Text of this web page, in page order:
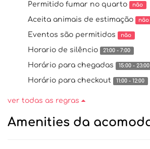
Permitido fumar no quarto não
Aceita animais de estimação não
Eventos são permitidos não
Horario de silêncio 21:00 - 7:00
Horário para chegadas 15:00 - 23:00
Horário para checkout 11:00 - 12:00
ver todas as regras
Amenities da